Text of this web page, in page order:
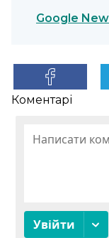
Google
Коментарі